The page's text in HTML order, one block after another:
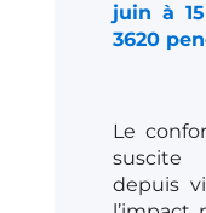
juin à
3620
Le
suscite
depuis